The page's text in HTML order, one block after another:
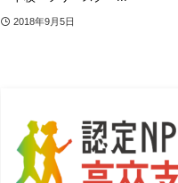
2018年9月5日